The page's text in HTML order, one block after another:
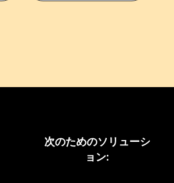
次のためのソリューシ
ョン: